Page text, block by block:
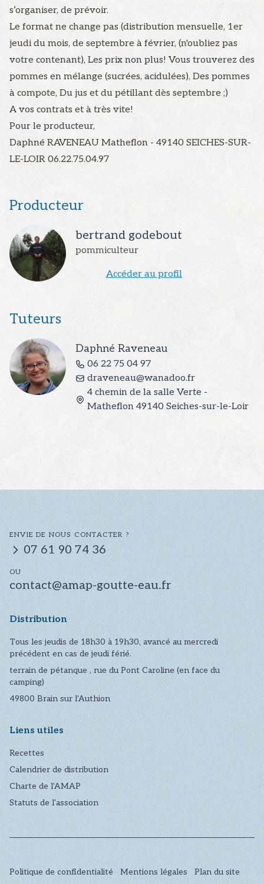
s’organiser, de prévoir.
Le format ne change pas (distribution mensuelle, 1er
jeudi du mois, de septembre à février, (n'oubliez pas
votre contenant), Les prix non plus! Vous trouverez des
pommes en mélange (sucrées, acidulées), Des pommes
à compote, Du jus et du pétillant dès septembre ;)
A vos contrats et à très vite!
Pour le producteur,
Daphné RAVENEAU Matheflon - 49140 SEICHES-SUR-
LE-LOIR 06.22.75.04.97
Producteur
bertrand godebout
pommiculteur
Accéder au profil
Tuteurs
Daphné Raveneau
06 22 75 04 97
draveneau@wanadoo.fr
4 chemin de la salle Verte -
Matheflon 49140 Seiches-sur-le-Loir
ENVIE DE NOUS CONTACTER ?
07 61 90 74 36
OU
contact@amap-goutte-eau.fr
Distribution
Tous les jeudis de 18h30 à 19h30, avancé au mercredi
précédent en cas de jeudi férié.
terrain de pétanque , rue du Pont Caroline (en face du
camping)
49800 Brain sur l'Authion
Liens utiles
Recettes
Calendrier de distribution
Charte de l'AMAP
Statuts de l'association
Politique de confidentialité Mentions légales Plan du site